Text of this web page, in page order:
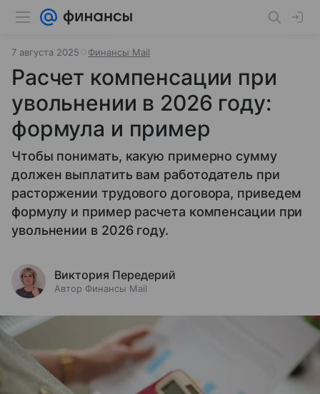
7 августа 2025 Финансы Mail
Расчет компенсации при
увольнении в 2026 году:
формула и пример
Чтобы понимать, какую примерно сумму
должен выплатить вам работодатель при
расторжении трудового договора, приведем
формулу и пример расчета компенсации при
увольнении в 2026 году.
Виктория Передерий
Автор Финансы Mail